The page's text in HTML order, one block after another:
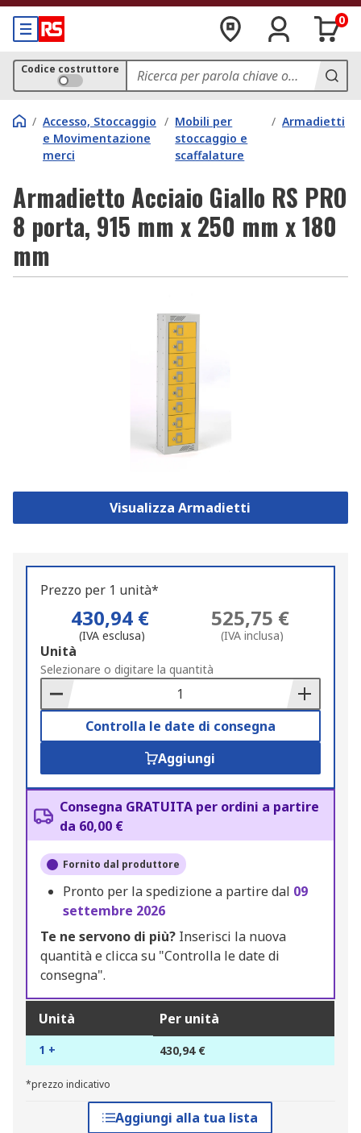
0
Codice costruttore
/ Accesso, Stoccaggio
e Movimentazione
merci
/ Mobili per
stoccaggio e
scaffalature
/ Armadietti
Armadietto Acciaio Giallo RS PRO
8 porta, 915 mm x 250 mm x 180
mm
Visualizza Armadietti
Prezzo per 1 unità*
430,94 €
(IVA esclusa)
525,75 €
(IVA inclusa)
Add
to
Basket
Unità
Selezionare o digitare la quantità
Controlla le date di consegna
Aggiungi
Consegna GRATUITA per ordini a partire
da 60,00 €
Fornito dal produttore
Pronto per la spedizione a partire dal 09
settembre 2026
Te ne servono di più? Inserisci la nuova
quantità e clicca su "Controlla le date di
consegna".
Unità Per unità
1 + 430,94 €
*prezzo indicativo
Aggiungi alla tua lista